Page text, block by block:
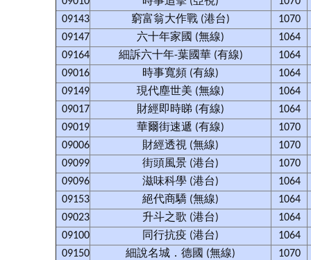
09143
窮富翁大作戰 (港台)
1070
09147
六十年家國 (無線)
1064
09164
細訴六十年-葉國華 (有線)
1064
09016
時事寬頻 (有線)
1064
09149
現代塵世美 (無線)
1064
09017
財經即時睇 (有線)
1064
09019
華爾街速遞 (有線)
1070
09006
財經透視 (無線)
1070
09099
街頭風景 (港台)
1070
09096
滋味科學 (港台)
1064
09153
絕代商驕 (無線)
1064
09023
升斗之歌 (港台)
1064
09100
同行抗疫 (港台)
1064
09150
細說名城．德國 (無線)
1070